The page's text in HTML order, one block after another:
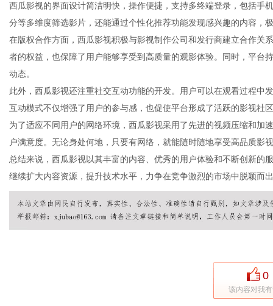
西瓜影视的界面设计简洁明快，操作便捷，支持多终端登录，包括手
分等多维度筛选影片，还能通过个性化推荐功能发现感兴趣的内容，
在版权合作方面，西瓜影视积极与影视制作公司和发行商建立合作关
者的权益，也保障了用户能够享受到高质量的观影体验。同时，平台
动态。
此外，西瓜影视还注重社交互动功能的开发。用户可以在观看过程中
互动模式不仅增强了用户的参与感，也促使平台形成了活跃的影视社
为了适应不同用户的网络环境，西瓜影视采用了先进的视频压缩和加
户满意度。无论身处何地，只要有网络，就能随时随地享受高品质影
总结来说，西瓜影视以其丰富的内容、优秀的用户体验和不断创新的
继续扩大内容资源，提升技术水平，力争在竞争激烈的市场中脱颖而
0
该内容对我